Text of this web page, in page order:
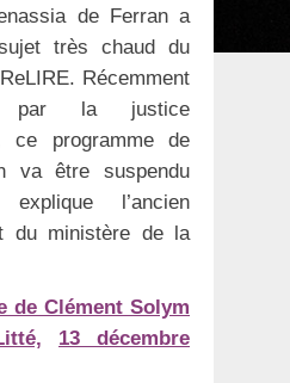
de Ferran a
très chaud du
Récemment
par la justice
ce programme de
va être suspendu
l’ancien
du ministère de la
de Clément Solym
13 décembre